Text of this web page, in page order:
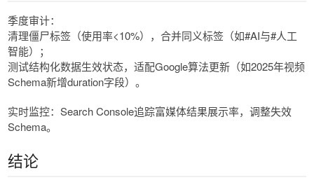
季度审计：
清理僵尸标签（使用率<10%），合并同义标签（如#AI与#人工
智能）；
测试结构化数据生效状态，适配Google算法更新（如2025年视频
Schema新增duration字段）。
实时监控：Search Console追踪富媒体结果展示率，调整失效
Schema。
结论